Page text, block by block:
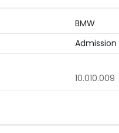
BMW
10.010.009